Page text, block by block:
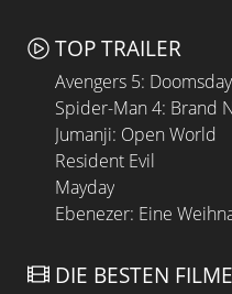
TOP TRAILER
Avengers 5: Doomsday
Spider-Man 4: Brand
Jumanji: Open World
Resident Evil
Mayday
Ebenezer: Eine
DIE BESTEN FILME